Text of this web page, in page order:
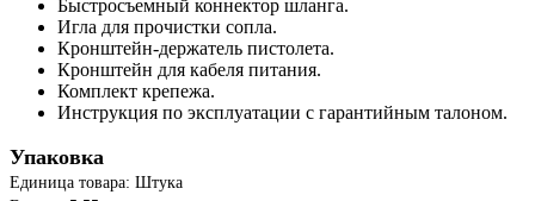
Быстросъемный коннектор шланга.
Игла для прочистки сопла.
Кронштейн-держатель пистолета.
Кронштейн для кабеля питания.
Комплект крепежа.
Инструкция по эксплуатации с гарантийным талоном.
Упаковка
Единица товара: Штука